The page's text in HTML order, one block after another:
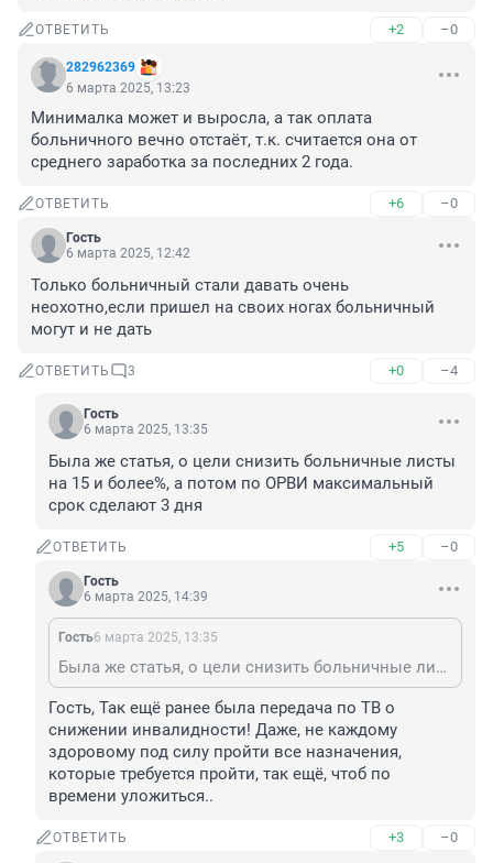
ОТВЕТИТЬ +2 –0
282962369
6 марта 2025, 13:23
Минималка может и выросла, а так оплата
больничного вечно отстаёт, т.к. считается она от
среднего заработка за последних 2 года.
ОТВЕТИТЬ +6 –0
Гость
6 марта 2025, 12:42
Только больничный стали давать очень
неохотно,если пришел на своих ногах больничный
могут и не дать
ОТВЕТИТЬ 3 +0 –4
Гость
6 марта 2025, 13:35
Была же статья, о цели снизить больничные листы
на 15 и более%, а потом по ОРВИ максимальный
срок сделают 3 дня
ОТВЕТИТЬ +5 –0
Гость
6 марта 2025, 14:39
Гость6 марта 2025, 13:35
Была же статья, о цели снизить больничные листы на 15 и более%, а потом по ОРВИ максимальный срок сделают 3 дня
Гость, Так ещё ранее была передача по ТВ о
снижении инвалидности! Даже, не каждому
здоровому под силу пройти все назначения,
которые требуется пройти, так ещё, чтоб по
времени уложиться..
ОТВЕТИТЬ +3 –0